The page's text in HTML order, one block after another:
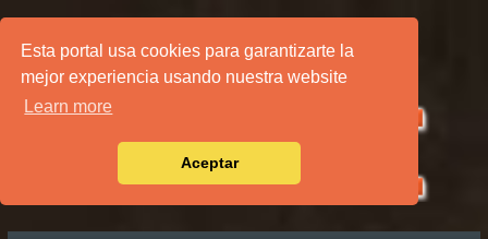
Esta portal usa cookies para garantizarte la
mejor experiencia usando nuestra website
Learn more
Aceptar
PÁGINA PRINCIPAL